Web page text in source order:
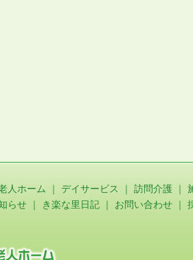
人ホーム ｜ デイサービス ｜ 訪問介護 ｜
らせ ｜ き楽な里日記 ｜ お問い合わせ ｜